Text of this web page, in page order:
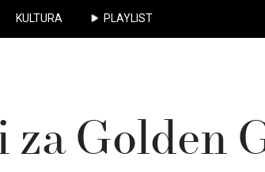
KULTURA PLAYLIST
Golden